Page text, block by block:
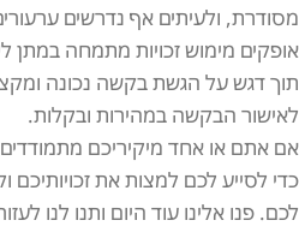
מסודרת, ולעיתים אף נדרשים
אופקים מימוש זכויות מתמחה במתן
תוך דגש על הגשת בקשה נכונה
לאישור הבקשה במהירות ובקלות.
אם אתם או אחד מיקיריכם מתמודדים
כדי לסייע לכם למצות את
לכם. פנו אלינו עוד היום ותנו לנו